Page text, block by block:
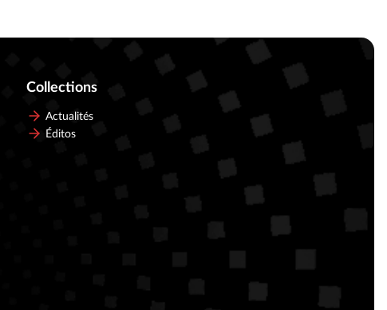
Collections
Actualités
Éditos